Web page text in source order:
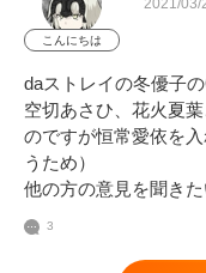
こんにちは
2021/03/
daストレイの冬優子
空切あさひ、花火夏
のですが恒常愛依を
うため）
他の方の意見を聞き
3